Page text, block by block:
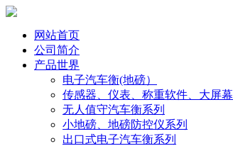
网站首页
公司简介
产品世界
电子汽车衡(地磅）
传感器、仪表、称重软件、大屏幕
无人值守汽车衡系列
小地磅、地磅防控仪系列
出口式电子汽车衡系列